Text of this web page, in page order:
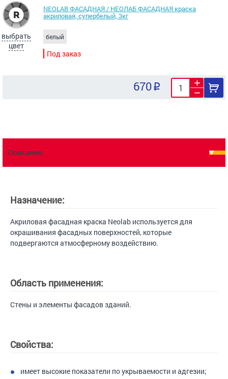
выбрать
цвет
NEOLAB ФАСАДНАЯ / НЕОЛАБ ФАСАДНАЯ краска
акриловая, супербелый, 3кг
белый
Под заказ
670
Описание
Назначение:
Акриловая фасадная краска Neolab используется для
окрашивания фасадных поверхностей, которые
подвергаются атмосферному воздействию.
Область применения:
Стены и элементы фасадов зданий.
Свойства:
имеет высокие показатели по укрываемости и адгезии;